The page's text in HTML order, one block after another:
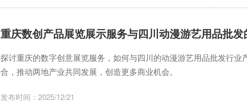
重庆数创产品展览展示服务与四川动漫游艺用品批
探讨重庆的数字创意展览服务，如何与四川的动漫游艺用品批发行
合，推动两地产业共同发展，创造更多商业机会。
发布时间：2025/12/21